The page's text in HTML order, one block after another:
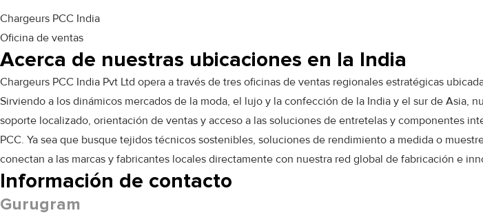
Chargeurs PCC India
Oficina de ventas
Acerca de nuestras ubicaciones en la India
Chargeurs PCC India Pvt Ltd opera a través de tres oficinas de ventas regionales estratégicas
Sirviendo a los dinámicos mercados de la moda, el lujo y la confección de la India y el sur de Asia,
soporte localizado, orientación de ventas y acceso a las soluciones de entretelas y componentes
PCC. Ya sea que busque tejidos técnicos sostenibles, soluciones de rendimiento a medida o
conectan a las marcas y fabricantes locales directamente con nuestra red global de fabricación e
Información de contacto
Gurugram